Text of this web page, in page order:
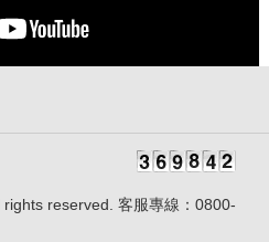
reserved. 客服專線：0800-